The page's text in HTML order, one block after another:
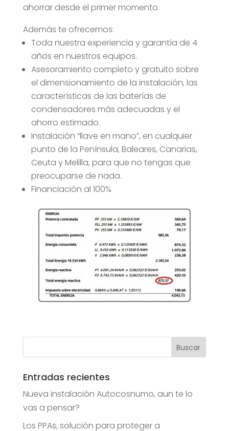
ahorrar desde el primer momento.
Además te ofrecemos:
Toda nuestra experiencia y garantía de 4
años en nuestros equipos.
Asesoramiento completo y gratuito sobre
el dimensionamiento de la instalación, las
características de las baterías de
condensadores más adecuadas y el
ahorro estimado.
Instalación “llave en mano”, en cualquier
punto de la Península, Baleares, Canarias,
Ceuta y Melilla, para que no tengas que
preocuparse de nada.
Financiación al 100%
Entradas recientes
Nueva instalación Autocosnumo, aun te lo
vas a pensar?
Los PPAs, solución para proteger a